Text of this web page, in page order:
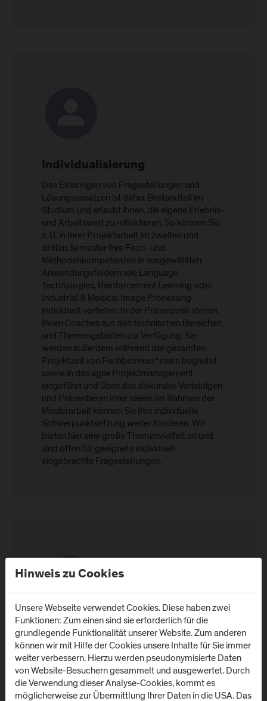
Individualisierung
Das Einbringen von Fragestellungen und
Lösungsansätzen ist daher Bestandteil im
Studium und erlaubt ihnen, die eigene Erlebnis-
und Arbeitswelt zu reflektieren. So können Sie
z. B. in Ihrer Projektarbeit im zweiten und
dritten Semester Ihre Fach- und
Methodenkompetenzen in ausgewählten
Anwendungsfeldern wie Language
Technologies, Reinforcement Learning oder
Industrial & Medical Image Processing
individuell vertiefen. In der Präsenzzeit stehen
Ihnen Coaches aus den technischen Bereichen
und Themengebieten zur Verfügung. Sie
werden außerdem während der gesamten
Projektzeit von Fachbetreuer*innen begleitet
sowie in das agile Projektmanagement
eingeführt und üben das diskursive Verteidigen
und Präsentieren Ihrer Ideen. Im Rahmen der
Masterarbeit können Sie Ihre individuelle
Schwerpunktsetzung weiter forcieren. Wir
bieten hier eine große Themenvielfalt an und
sind offen für geeignete individuell
eingebrachte Fragestellungen.
Platz für Networking
Das Department Information Technologies and
Digitalisation beherbergt weitere Bachelor-
und Masterstudiengänge, die mit AI for
Sustainable Technologies in engem Austausch
Hinweis zu Cookies
Unsere Webseite verwendet Cookies. Diese haben zwei
Funktionen: Zum einen sind sie erforderlich für die
grundlegende Funktionalität unserer Website. Zum anderen
können wir mit Hilfe der Cookies unsere Inhalte für Sie immer
weiter verbessern. Hierzu werden pseudonymisierte Daten
von Website-Besuchern gesammelt und ausgewertet. Durch
die Verwendung dieser Analyse-Cookies, kommt es
möglicherweise zur Übermittlung Ihrer Daten in die USA. Das